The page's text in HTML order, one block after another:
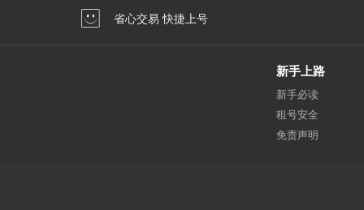
省心交易 快捷上号
新手上路
新手必读
租号安全
免责声明